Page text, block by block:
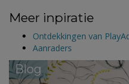
Meer inpiratie
Ontdekkingen van
Aanraders
Blog